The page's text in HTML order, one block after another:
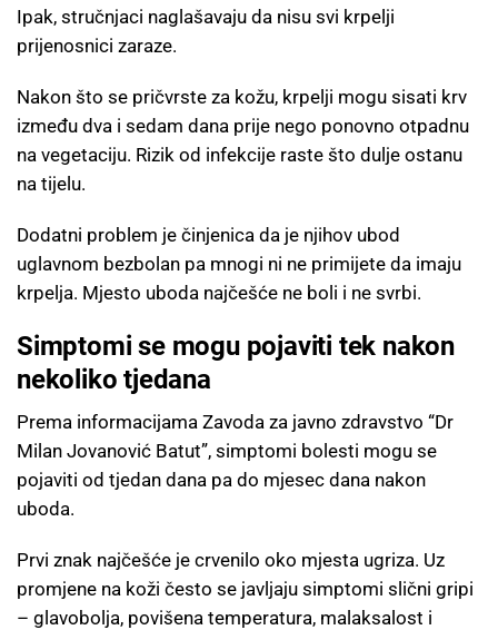
Ipak, stručnjaci naglašavaju da nisu svi krpelji
prijenosnici zaraze.
Nakon što se pričvrste za kožu, krpelji mogu sisati krv
između dva i sedam dana prije nego ponovno otpadnu
na vegetaciju. Rizik od infekcije raste što dulje ostanu
na tijelu.
Dodatni problem je činjenica da je njihov ubod
uglavnom bezbolan pa mnogi ni ne primijete da imaju
krpelja. Mjesto uboda najčešće ne boli i ne svrbi.
Simptomi se mogu pojaviti tek nakon
nekoliko tjedana
Prema informacijama Zavoda za javno zdravstvo “Dr
Milan Jovanović Batut”, simptomi bolesti mogu se
pojaviti od tjedan dana pa do mjesec dana nakon
uboda.
Prvi znak najčešće je crvenilo oko mjesta ugriza. Uz
promjene na koži često se javljaju simptomi slični gripi
– glavobolja, povišena temperatura, malaksalost i